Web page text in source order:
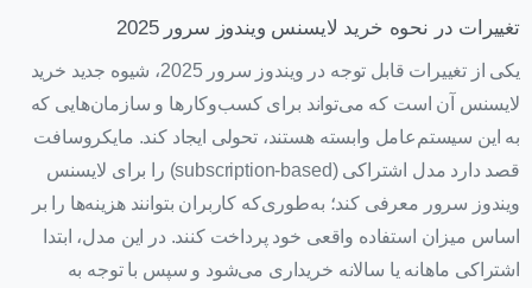
تغییرات در نحوه خرید لایسنس ویندوز سرور 2025
یکی از تغییرات قابل توجه در ویندوز سرور 2025، شیوه جدید خرید
لایسنس آن است که می‌تواند برای کسب‌وکارها و سازمان‌هایی که
به این سیستم‌عامل وابسته هستند، تحولی ایجاد کند. مایکروسافت
قصد دارد مدل اشتراکی (subscription-based) را برای لایسنس
ویندوز سرور معرفی کند؛ به‌طوری‌که کاربران بتوانند هزینه‌ها را بر
اساس میزان استفاده واقعی خود پرداخت کنند. در این مدل، ابتدا
اشتراکی ماهانه یا سالانه خریداری می‌شود و سپس با توجه به